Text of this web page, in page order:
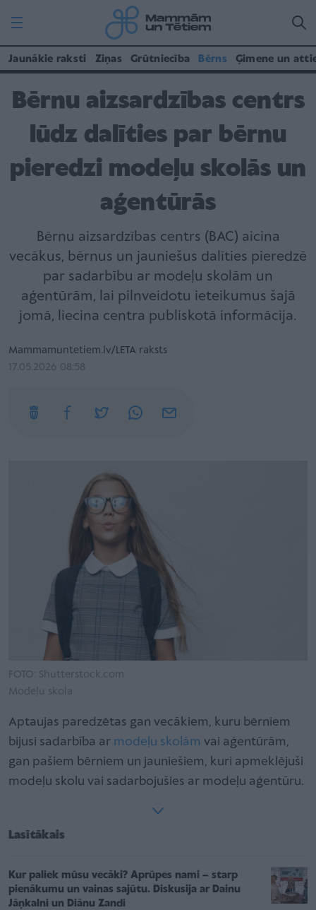
Jaunākie raksti Ziņas Grūtniecība Bērns Ģimene un
Bērnu aizsardzības centrs
lūdz dalīties par bērnu
pieredzi modeļu skolās un
aģentūrās
Bērnu aizsardzības centrs (BAC) aicina
vecākus, bērnus un jauniešus dalīties pieredzē
par sadarbību ar modeļu skolām un
aģentūrām, lai pilnveidotu ieteikumus šajā
jomā, liecina centra publiskotā informācija.
Mammamuntetiem.lv/LETA raksts
17.05.2026 08:58
FOTO: Shutterstock.com
Modeļu skola
Aptaujas paredzētas gan vecākiem, kuru bērniem
bijusi sadarbība ar modeļu skolām vai aģentūrām,
gan pašiem bērniem un jauniešiem, kuri apmeklējuši
modeļu skolu vai sadarbojušies ar modeļu aģentūru.
Lasītākais
Kur paliek mūsu vecāki? Aprūpes nami – starp
pienākumu un vainas sajūtu. Diskusija ar Dainu
Jāņkalni un Diānu Zandi